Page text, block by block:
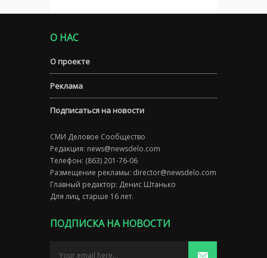
О НАС
О проекте
Реклама
Подписаться на новости
СМИ Деловое Сообщество
Редакция: news@newsdelo.com
Телефон: (863) 201-76-06
Размещение рекламы: director@newsdelo.com
Главный редактор: Денис Штанько
Для лиц, старше 16 лет.
ПОДПИСКА НА НОВОСТИ